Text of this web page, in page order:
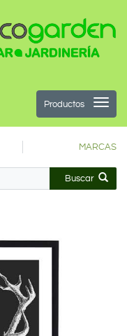
Productos
MARCAS
Buscar